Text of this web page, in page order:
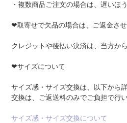
・複数商品ご注文の場合は、遅いほ
❤取寄せで欠品の場合は、ご返金さ
クレジットや後払い決済は、当方か
❤サイズについて
サイズ感・サイズ交換は、以下から
交換は、ご返送料のみでご負担で行
サイズ感・サイズ交換について